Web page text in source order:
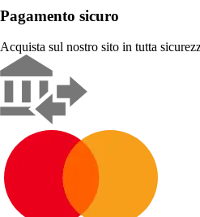
Pagamento sicuro
Acquista sul nostro sito in tutta